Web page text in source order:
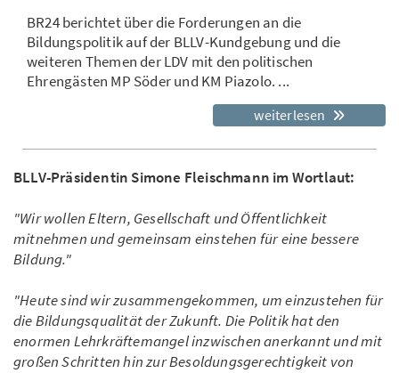
BR24 berichtet über die Forderungen an die
Bildungspolitik auf der BLLV-Kundgebung und die
weiteren Themen der LDV mit den politischen
Ehrengästen MP Söder und KM Piazolo. ...
weiterlesen
BLLV-Präsidentin Simone Fleischmann im Wortlaut:
"Wir wollen Eltern, Gesellschaft und Öffentlichkeit
mitnehmen und gemeinsam einstehen für eine bessere
Bildung."
"Heute sind wir zusammengekommen, um einzustehen für
die Bildungsqualität der Zukunft. Die Politik hat den
enormen Lehrkräftemangel inzwischen anerkannt und mit
großen Schritten hin zur Besoldungsgerechtigkeit von